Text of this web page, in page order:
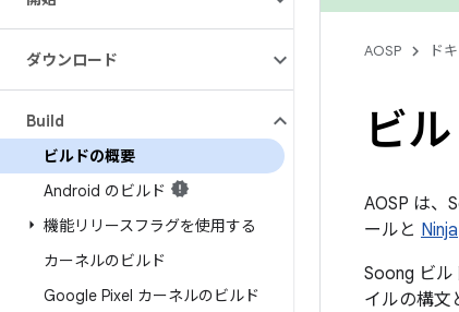
ダウンロード
Build
ビルドの概要
Android のビルド
機能リリースフラグを使用する
カーネルのビルド
Google Pixel カーネルのビルド
AOSP ド
ビ
AOSP は、
ールと Ninja
Soong ビル
イルの構文